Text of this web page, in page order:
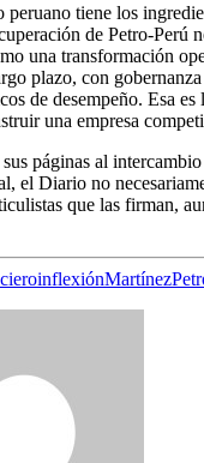
peruano tiene los
de Petro-Perú
una transformación
plazo, con
de desempeño. Esa es
una empresa
páginas al
el Diario no
que las firman,
inflexiónMartínez